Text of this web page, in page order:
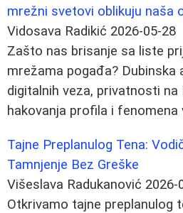
mrežni svetovi oblikuju naša
Vidosava Radikić 2026-05-28
Zašto nas brisanje sa liste
mrežama pogađa? Dubinska
digitalnih veza, privatnosti na
hakovanja profila i
Tajne Preplanulog Tena:
Tamnjenje Bez Greške
Višeslava Radukanović 2026-
Otkrivamo tajne preplanulog